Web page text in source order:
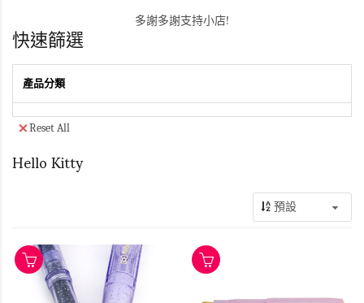
多謝多謝支持小店!
快速篩選
產品分類
Reset All
Hello Kitty